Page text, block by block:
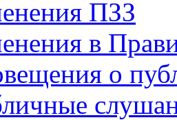
ПЗЗ
в
о